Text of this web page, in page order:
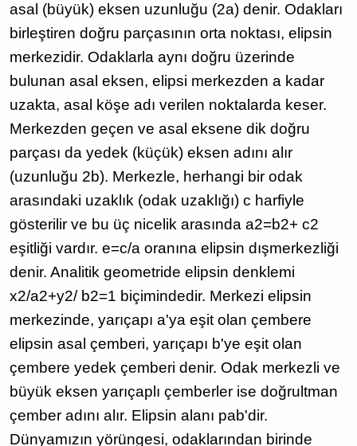
asal (büyük) eksen uzunluğu (2a) denir. Odakları
birleştiren doğru parçasının orta noktası, elipsin
merkezidir. Odaklarla aynı doğru üzerinde
bulunan asal eksen, elipsi merkezden a kadar
uzakta, asal köşe adı verilen noktalarda keser.
Merkezden geçen ve asal eksene dik doğru
parçası da yedek (küçük) eksen adını alır
(uzunluğu 2b). Merkezle, herhangi bir odak
arasındaki uzaklık (odak uzaklığı) c harfiyle
gösterilir ve bu üç nicelik arasında a2=b2+ c2
eşitliği vardır. e=c/a oranına elipsin dışmerkezliği
denir. Analitik geometride elipsin denklemi
x2/a2+y2/ b2=1 biçimindedir. Merkezi elipsin
merkezinde, yarıçapı a'ya eşit olan çembere
elipsin asal çemberi, yarıçapı b'ye eşit olan
çembere yedek çemberi denir. Odak merkezli ve
büyük eksen yarıçaplı çemberler ise doğrultman
çember adını alır. Elipsin alanı pab'dir.
Dünyamızın yörüngesi, odaklarından birinde